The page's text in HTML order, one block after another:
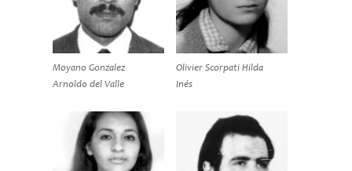
Moyano Gonzalez
Arnoldo del Valle
Olivier Scorpati Hilda
Inés